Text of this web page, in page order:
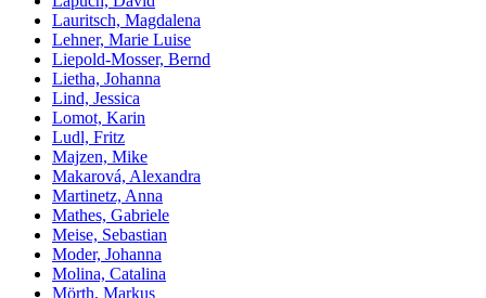
Lauritsch, Magdalena
Lehner, Marie Luise
Liepold-Mosser, Bernd
Lietha, Johanna
Lind, Jessica
Lomot, Karin
Ludl, Fritz
Majzen, Mike
Makarová, Alexandra
Martinetz, Anna
Mathes, Gabriele
Meise, Sebastian
Moder, Johanna
Molina, Catalina
Mörth, Markus